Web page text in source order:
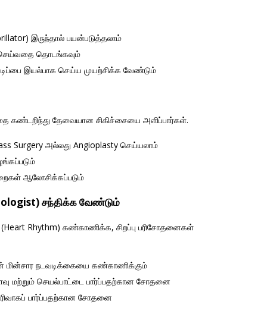
இருந்தால் பயன்படுத்தலாம்
செய்வதை தொடங்கவும்
இயல்பாக செய்ய முயற்சிக்க வேண்டும்
கண்டறிந்து தேவையான சிகிச்சையை அளிப்பார்கள்.
Surgery அல்லது Angioplasty செய்யலாம்
ஆலோசிக்கப்படும்
சந்திக்க வேண்டும்
Rhythm) கண்காணிக்க, சிறப்பு பரிசோதனைகள்
மின்சார நடவடிக்கையை கண்காணிக்கும்
மற்றும் செயல்பாட்டை பார்ப்பதற்கான சோதனை
பார்ப்பதற்கான சோதனை